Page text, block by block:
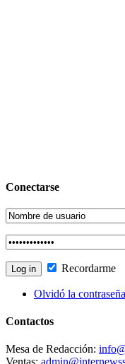
Conectarse
Recordarme
Olvidó la
Contactos
Mesa de Redacción: